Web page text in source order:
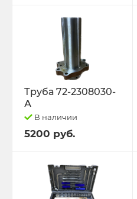
Труба 72-2308030-
А
В наличии
5200 руб.